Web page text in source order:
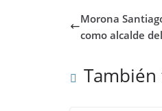
Morona
como alcalde